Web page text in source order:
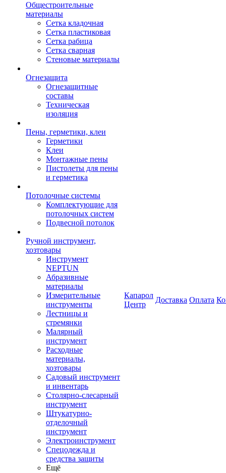
Общестроительные
материалы
Сетка кладочная
Сетка пластиковая
Сетка рабица
Сетка сварная
Стеновые материалы
Огнезащита
Огнезащитные
составы
Техническая
изоляция
Пены, герметики, клеи
Герметики
Клеи
Монтажные пены
Пистолеты для пены
и герметика
Потолочные системы
Комплектующие для
потолочных систем
Подвесной потолок
Ручной инструмент,
хозтовары
Инструмент
NEPTUN
Абразивные
материалы
Измерительные
инструменты
Лестницы и
стремянки
Малярный
инструмент
Расходные
материалы,
хозтовары
Садовый инструмент
и инвентарь
Столярно-слесарный
инструмент
Штукатурно-
отделочный
инструмент
Электроинструмент
Спецодежда и
средства защиты
Ещё
Капарол
Центр
Доставка Оплата